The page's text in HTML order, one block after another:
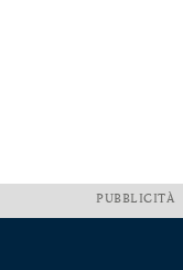
PUBBLICITÀ